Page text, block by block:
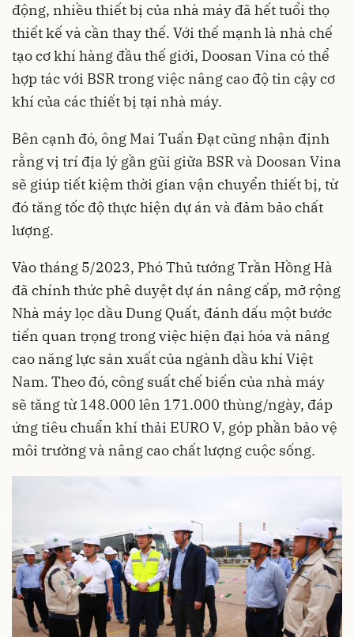
động, nhiều thiết bị của nhà máy đã hết tuổi thọ
thiết kế và cần thay thế. Với thế mạnh là nhà chế
tạo cơ khí hàng đầu thế giới, Doosan Vina có thể
hợp tác với BSR trong việc nâng cao độ tin cậy cơ
khí của các thiết bị tại nhà máy.
Bên cạnh đó, ông Mai Tuấn Đạt cũng nhận định
rằng vị trí địa lý gần gũi giữa BSR và Doosan Vina
sẽ giúp tiết kiệm thời gian vận chuyển thiết bị, từ
đó tăng tốc độ thực hiện dự án và đảm bảo chất
lượng.
Vào tháng 5/2023, Phó Thủ tướng Trần Hồng Hà
đã chính thức phê duyệt dự án nâng cấp, mở rộng
Nhà máy lọc dầu Dung Quất, đánh dấu một bước
tiến quan trọng trong việc hiện đại hóa và nâng
cao năng lực sản xuất của ngành dầu khí Việt
Nam. Theo đó, công suất chế biến của nhà máy
sẽ tăng từ 148.000 lên 171.000 thùng/ngày, đáp
ứng tiêu chuẩn khí thải EURO V, góp phần bảo vệ
môi trường và nâng cao chất lượng cuộc sống.